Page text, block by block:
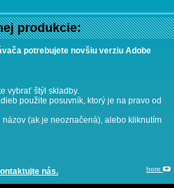
produkcie:
potrebujete novšiu verziu Adobe
vybrať štýl skladby.
použite posuvník, ktorý je na pravo od
(ak je neoznačená), alebo kliknutím
nás. hore